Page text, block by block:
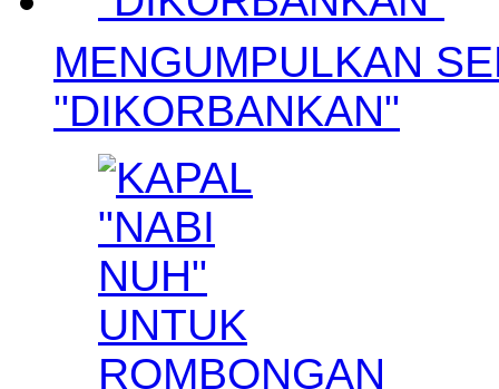
MENGUMPULKAN
"DIKORBANKAN"